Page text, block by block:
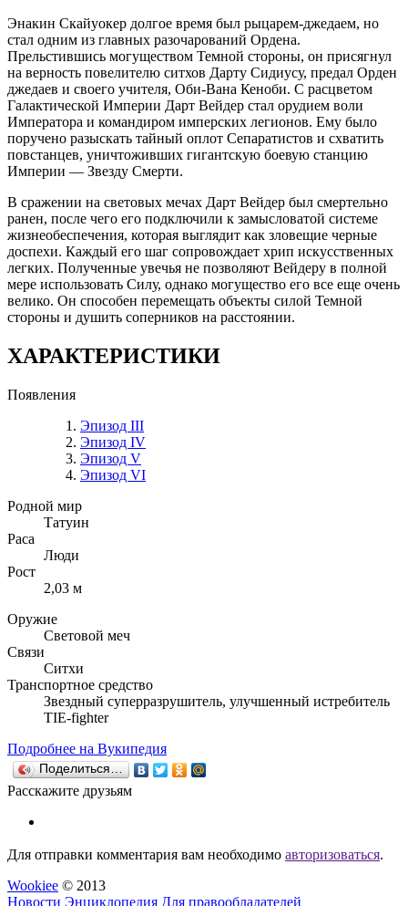
Энакин Скайуокер долгое время был рыцарем-джедаем, но
стал одним из главных разочарований Ордена.
Прельстившись могуществом Темной стороны, он присягнул
на верность повелителю ситхов Дарту Сидиусу, предал Орден
джедаев и своего учителя, Оби-Вана Кеноби. С расцветом
Галактической Империи Дарт Вейдер стал орудием воли
Императора и командиром имперских легионов. Ему было
поручено разыскать тайный оплот Cепаратистов и схватить
повстанцев, уничтоживших гигантскую боевую станцию
Империи — Звезду Смерти.
В сражении на световых мечах Дарт Вейдер был смертельно
ранен, после чего его подключили к замысловатой системе
жизнеобеспечения, которая выглядит как зловещие черные
доспехи. Каждый его шаг сопровождает хрип искусственных
легких. Полученные увечья не позволяют Вейдеру в полной
мере использовать Силу, однако могущество его все еще очень
велико. Он способен перемещать объекты силой Темной
стороны и душить соперников на расстоянии.
ХАРАКТЕРИСТИКИ
Появления
Эпизод III
Эпизод IV
Эпизод V
Эпизод VI
Родной мир
Татуин
Раса
Люди
Рост
2,03 м
Оружие
Световой меч
Связи
Ситхи
Транспортное средство
Звездный суперразрушитель, улучшенный истребитель
TIE-fighter
Подробнее на Вукипедия
Поделиться…
Расскажите друзьям
Для отправки комментария вам необходимо авторизоваться.
Wookiee © 2013
Новости Энциклопедия Для правообладателей